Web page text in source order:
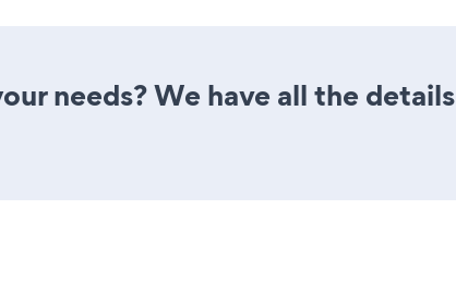
needs? We have all the details